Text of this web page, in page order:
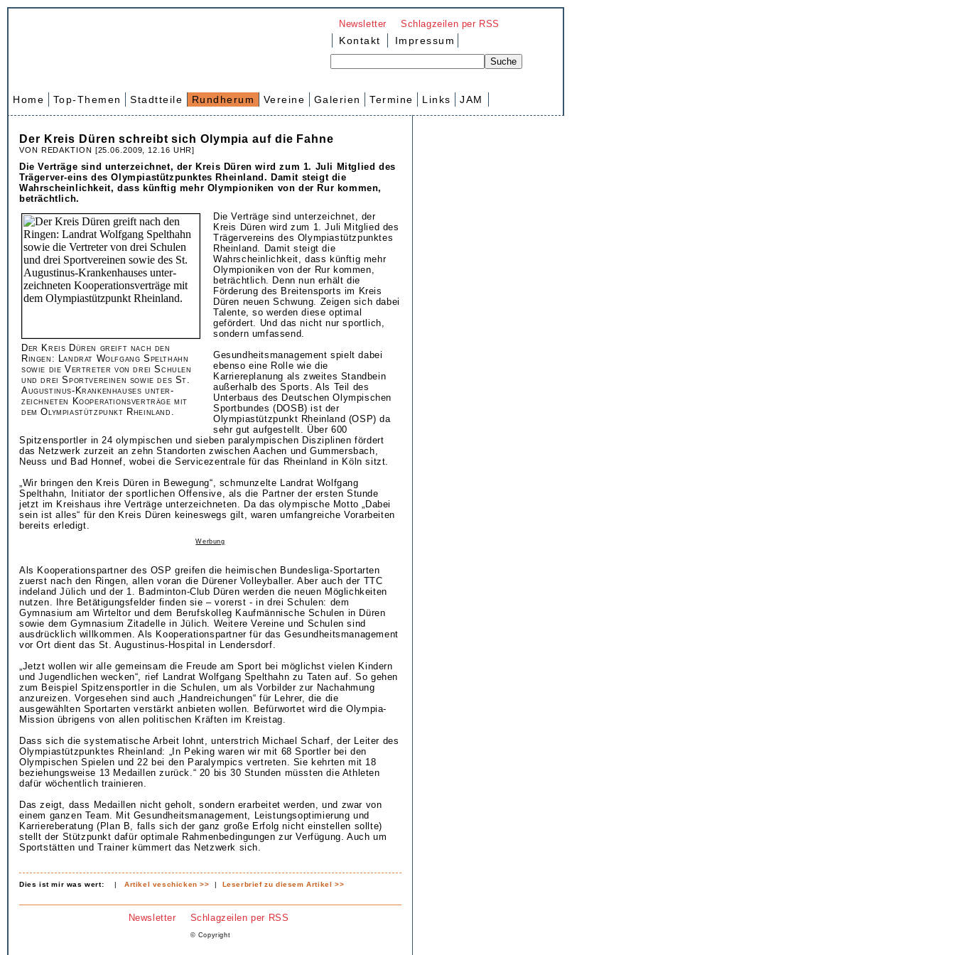
Newsletter Schlagzeilen per RSS
Kontakt Impressum
Home Top-Themen Stadtteile Rundherum Vereine Galerien Termine Links JAM
Der Kreis Düren schreibt sich Olympia auf die Fahne
VON REDAKTION [25.06.2009, 12.16 UHR]
Die Verträge sind unterzeichnet, der Kreis Düren wird zum 1. Juli Mitglied des
Trägerver-eins des Olympiastützpunktes Rheinland. Damit steigt die
Wahrscheinlichkeit, dass künftig mehr Olympioniken von der Rur kommen,
beträchtlich.
Der Kreis Düren greift nach den
Ringen: Landrat Wolfgang Spelthahn
sowie die Vertreter von drei Schulen
und drei Sportvereinen sowie des St.
Augustinus-Krankenhauses unter-
zeichneten Kooperationsverträge mit
dem Olympiastützpunkt Rheinland.
Die Verträge sind unterzeichnet, der
Kreis Düren wird zum 1. Juli Mitglied des
Trägervereins des Olympiastützpunktes
Rheinland. Damit steigt die
Wahrscheinlichkeit, dass künftig mehr
Olympioniken von der Rur kommen,
beträchtlich. Denn nun erhält die
Förderung des Breitensports im Kreis
Düren neuen Schwung. Zeigen sich dabei
Talente, so werden diese optimal
gefördert. Und das nicht nur sportlich,
sondern umfassend.
Gesundheitsmanagement spielt dabei
ebenso eine Rolle wie die
Karriereplanung als zweites Standbein
außerhalb des Sports. Als Teil des
Unterbaus des Deutschen Olympischen
Sportbundes (DOSB) ist der
Olympiastützpunkt Rheinland (OSP) da
sehr gut aufgestellt. Über 600
Spitzensportler in 24 olympischen und sieben paralympischen Disziplinen fördert
das Netzwerk zurzeit an zehn Standorten zwischen Aachen und Gummersbach,
Neuss und Bad Honnef, wobei die Servicezentrale für das Rheinland in Köln sitzt.
„Wir bringen den Kreis Düren in Bewegung“, schmunzelte Landrat Wolfgang
Spelthahn, Initiator der sportlichen Offensive, als die Partner der ersten Stunde
jetzt im Kreishaus ihre Verträge unterzeichneten. Da das olympische Motto „Dabei
sein ist alles“ für den Kreis Düren keineswegs gilt, waren umfangreiche Vorarbeiten
bereits erledigt.
Werbung
Als Kooperationspartner des OSP greifen die heimischen Bundesliga-Sportarten
zuerst nach den Ringen, allen voran die Dürener Volleyballer. Aber auch der TTC
indeland Jülich und der 1. Badminton-Club Düren werden die neuen Möglichkeiten
nutzen. Ihre Betätigungsfelder finden sie – vorerst - in drei Schulen: dem
Gymnasium am Wirteltor und dem Berufskolleg Kaufmännische Schulen in Düren
sowie dem Gymnasium Zitadelle in Jülich. Weitere Vereine und Schulen sind
ausdrücklich willkommen. Als Kooperationspartner für das Gesundheitsmanagement
vor Ort dient das St. Augustinus-Hospital in Lendersdorf.
„Jetzt wollen wir alle gemeinsam die Freude am Sport bei möglichst vielen Kindern
und Jugendlichen wecken“, rief Landrat Wolfgang Spelthahn zu Taten auf. So gehen
zum Beispiel Spitzensportler in die Schulen, um als Vorbilder zur Nachahmung
anzureizen. Vorgesehen sind auch „Handreichungen“ für Lehrer, die die
ausgewählten Sportarten verstärkt anbieten wollen. Befürwortet wird die Olympia-
Mission übrigens von allen politischen Kräften im Kreistag.
Dass sich die systematische Arbeit lohnt, unterstrich Michael Scharf, der Leiter des
Olympiastützpunktes Rheinland: „In Peking waren wir mit 68 Sportler bei den
Olympischen Spielen und 22 bei den Paralympics vertreten. Sie kehrten mit 18
beziehungsweise 13 Medaillen zurück.“ 20 bis 30 Stunden müssten die Athleten
dafür wöchentlich trainieren.
Das zeigt, dass Medaillen nicht geholt, sondern erarbeitet werden, und zwar von
einem ganzen Team. Mit Gesundheitsmanagement, Leistungsoptimierung und
Karriereberatung (Plan B, falls sich der ganz große Erfolg nicht einstellen sollte)
stellt der Stützpunkt dafür optimale Rahmenbedingungen zur Verfügung. Auch um
Sportstätten und Trainer kümmert das Netzwerk sich.
Dies ist mir was wert: |Artikel veschicken >> | Leserbrief zu diesem Artikel >>
Newsletter Schlagzeilen per RSS
© Copyright